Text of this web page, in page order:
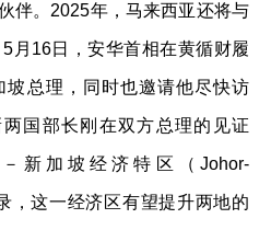
伴。2025年，马来西亚还将与
月16日，安华首相在黄循财履
坡总理，同时也邀请他尽快访
国部长刚在双方总理的见证
新加坡经济特区（Johor-
，这一经济区有望提升两地的